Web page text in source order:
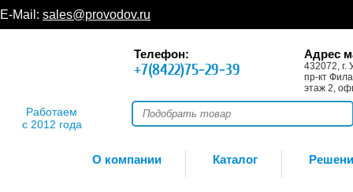
E-Mail: sales@provodov.ru
Работаем
с 2012 года
Телефон:
+7(8422)75-29-39
Адрес
432072, г.
пр-кт
этаж 2,
О компании Каталог